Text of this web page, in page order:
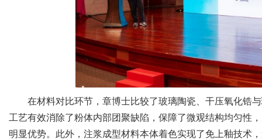
在材料对比环节，章博士比较了玻璃陶瓷、干压氧化锆与
工艺有效消除了粉体内部团聚缺陷，保障了微观结构均匀性
明显优势。此外，注浆成型材料本体着色实现了免上釉技术